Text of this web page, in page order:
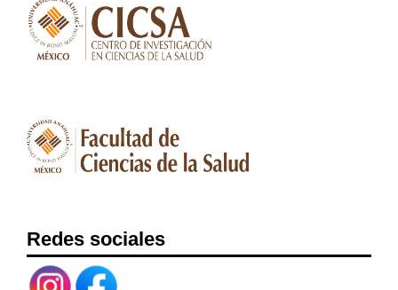
Redes sociales